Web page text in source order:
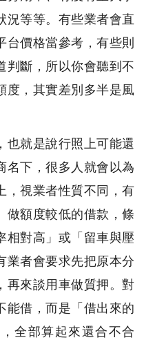
況等等。有些業者會直
價格當參考，有些則
判斷，所以你會聽到不
度，其實差別多半是風
也就是說行照上可能還
名下，很多人就會以為
，視業者性質不同，有
做額度較低的借款，條
相對高」或「留車與壓
業者會要求先把原本分
再來談用車做質押。對
能借，而是「借出來的
全部算起來還合不合